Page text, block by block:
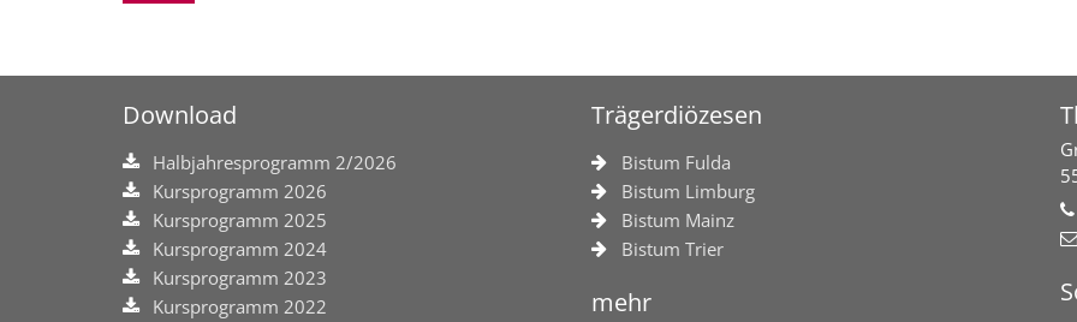
Download
Halbjahresprogramm 2/2026
Kursprogramm 2026
Kursprogramm 2025
Kursprogramm 2024
Kursprogramm 2023
Kursprogramm 2022
Trägerdiözesen
Bistum Fulda
Bistum Limburg
Bistum Mainz
Bistum Trier
mehr